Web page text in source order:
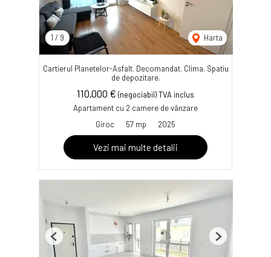
1 / 9 Harta
Cartierul Planetelor-Asfalt. Decomandat. Clima. Spatiu
de depozitare.
110,000 € (negociabil) TVA inclus
Apartament cu 2 camere de vânzare
Giroc
57 mp 2025
Vezi mai multe detalii
Previous Next